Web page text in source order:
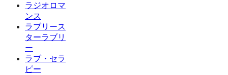
ラジオロマ
ンス
ラブリース
ターラブリ
ー
ラブ・セラ
ピー